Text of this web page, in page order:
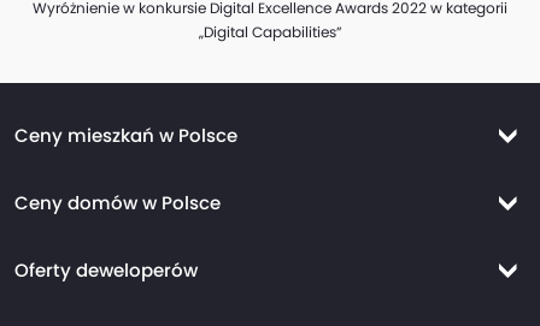
Wyróżnienie w konkursie Digital Excellence Awards 2022 w kategorii
„Digital Capabilities”
Ceny mieszkań w Polsce
Ceny mieszkań Kraków
Ceny mieszkań Wrocław
Ceny domów w Polsce
Ceny domów Kraków
Oferty deweloperów